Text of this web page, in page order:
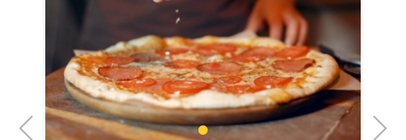
Previous 1 Next